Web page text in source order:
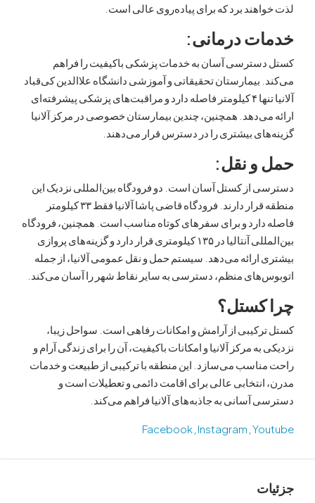
برد که برای پیاده‌روی عالی است.
درمانی:
آسان به خدمات پزشکی باکیفیت را فراهم
تحقیقاتی و آموزشی دانشگاه علاالدین کی‌قباد
آلانیا تنها ۴ کیلومتر فاصله دارد و مراقبت‌های پزشکی پیشرفته‌ای
همچنین، چندین بیمارستان خصوصی در مرکز آلانیا
بیشتری را در دسترس قرار می‌دهند.
و نقل:
از کستل آسان است. دو فرودگاه بین‌المللی نزدیک این
منطقه قرار دارند. فرودگاه قاضی پاشا آلانیا فقط ۳۳ کیلومتر
و برای سفرهای کوتاه مناسب است. همچنین، فرودگاه
بین‌المللی آنتالیا در ۱۳۵ کیلومتری قرار دارد و گزینه‌های پروازی
ارائه می‌دهد. سیستم حمل و نقل عمومی آلانیا، از جمله
منظم، دسترسی به سایر نقاط شهر را آسان می‌کند.
از آرامش و امکانات رفاهی است. سواحل زیبا،
مرکز آلانیا و امکانات باکیفیت، آن را برای زندگی آرام و
می‌سازد. این منطقه با ترکیبی از طبیعت و خدمات
عالی برای اقامت دائمی و تعطیلات است و
آسانی به جاذبه‌های آلانیا فراهم می‌کند.
Facebook,Instagram